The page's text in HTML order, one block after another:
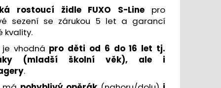
rostoucí židle FUXO S-Line pro
sezení se zárukou 5 let a garancí
kvality.
je vhodná pro děti od 6 do 16 let tj.
(mladší školní věk), ale i
.
DUCK